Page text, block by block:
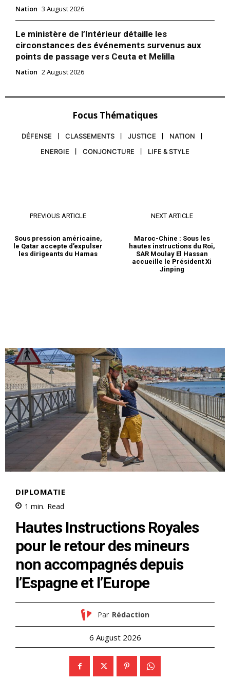
Nation 3 August 2026
Le ministère de l’Intérieur détaille les
circonstances des événements survenus aux
points de passage vers Ceuta et Melilla
Nation 2 August 2026
Focus Thématiques
DÉFENSE CLASSEMENTS JUSTICE
NATION
ENERGIE
CONJONCTURE LIFE & STYLE
PREVIOUS ARTICLE
Sous pression américaine,
le Qatar accepte d’expulser
les dirigeants du Hamas
NEXT ARTICLE
Maroc-Chine : Sous les
hautes instructions du Roi,
SAR Moulay El Hassan
accueille le Président Xi
Jinping